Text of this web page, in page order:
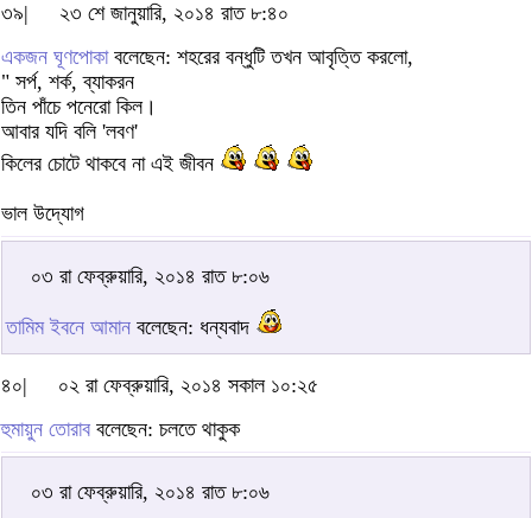
৩৯|
২৩ শে জানুয়ারি, ২০১৪ রাত ৮:৪০
একজন ঘূণপোকাবলেছেন: শহরের বন্ধুটি তখন আবৃত্তি করলো,
" সর্প, শর্ক, ব্যাকরন
তিন পাঁচে পনেরো কিল।
আবার যদি বলি 'লবণ'
কিলের চোটে থাকবে না এই জীবন
ভাল উদ্যোগ
০৩ রা ফেব্রুয়ারি, ২০১৪ রাত ৮:০৬
তামিম ইবনে আমান বলেছেন: ধন্যবাদ
৪০|
০২ রা ফেব্রুয়ারি, ২০১৪ সকাল ১০:২৫
হুমায়ুন তোরাব বলেছেন: চলতে থাকুক
০৩ রা ফেব্রুয়ারি, ২০১৪ রাত ৮:০৬